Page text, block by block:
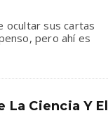
ocultar sus cartas
pero ahí es
La Ciencia Y El